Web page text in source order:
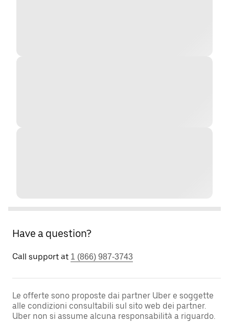
Have a question?
Call support at 1 (866) 987-3743
Le offerte sono proposte dai partner Uber e soggette
alle condizioni consultabili sul sito web dei partner.
Uber non si assume alcuna responsabilità a riguardo.